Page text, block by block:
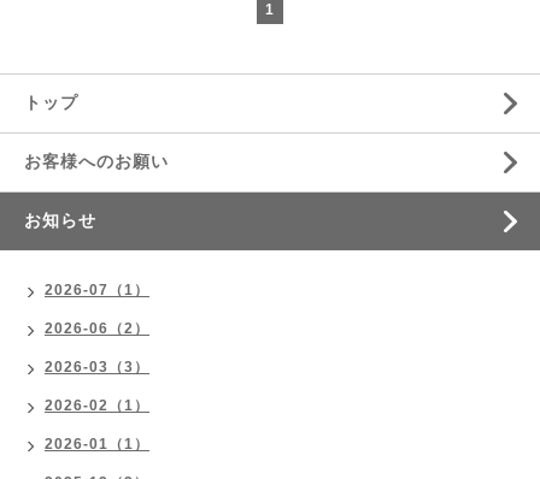
1
トップ
お客様へのお願い
お知らせ
2026-07（1）
2026-06（2）
2026-03（3）
2026-02（1）
2026-01（1）